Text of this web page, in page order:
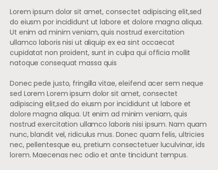
Lorem ipsum dolor sit amet, consectet adipiscing elit,sed
do eiusm por incididunt ut labore et dolore magna aliqua.
Ut enim ad minim veniam, quis nostrud exercitation
ullamco laboris nisi ut aliquip ex ea sint occaecat
cupidatat non proident, sunt in culpa qui officia mollit
natoque consequat massa quis
Donec pede justo, fringilla vitae, eleifend acer sem neque
sed Lorem Lorem ipsum dolor sit amet, consectet
adipiscing elit,sed do eiusm por incididunt ut labore et
dolore magna aliqua. Ut enim ad minim veniam, quis
nostrud exercitation ullamco laboris nisi ipsum. Nam quam
nunc, blandit vel, ridiculus mus. Donec quam felis, ultricies
nec, pellentesque eu, pretium consectetuer luculvinar, ids
lorem. Maecenas nec odio et ante tincidunt tempus.